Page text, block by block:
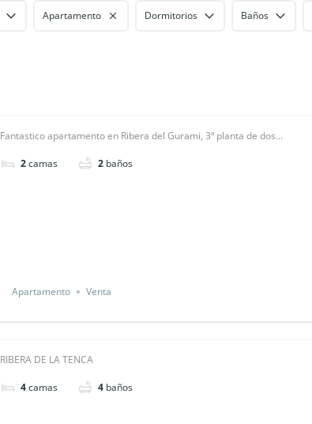
Apartamento Dormitorios Baños
Fantastico apartamento en Ribera del Gurami, 3ª planta de dos...
2camas 2 baños
Apartamento Venta
RIBERA DE LA TENCA
4camas 4 baños